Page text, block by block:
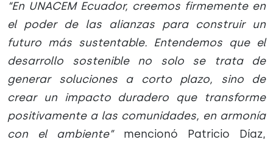
“En UNACEM Ecuador, creemos firmemente en
el poder de las alianzas para construir un
futuro más sustentable. Entendemos que el
desarrollo sostenible no solo se trata de
generar soluciones a corto plazo, sino de
crear un impacto duradero que transforme
positivamente a las comunidades, en armonía
con el ambiente” mencionó Patricio Díaz,